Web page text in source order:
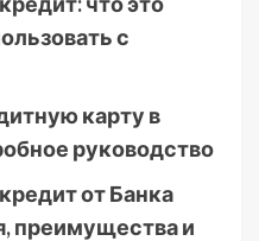
с
карту в
руководство
от Банка
преимущества и